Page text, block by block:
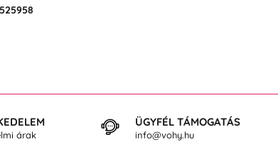
árak
ÜGYFÉL TÁMOGATÁS
info@vohy.hu